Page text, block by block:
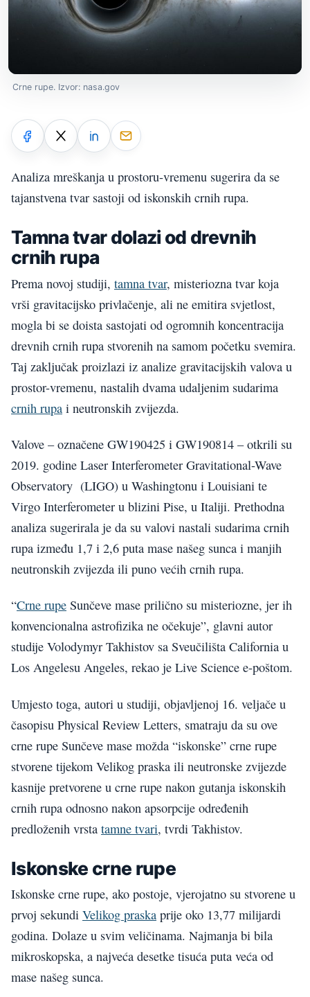
Crne rupe. Izvor: nasa.gov
Analiza mreškanja u prostoru-vremenu sugerira da se
tajanstvena tvar sastoji od iskonskih crnih rupa.
Tamna tvar dolazi od drevnih
crnih rupa
Prema novoj studiji, tamna tvar, misteriozna tvar koja
vrši gravitacijsko privlačenje, ali ne emitira svjetlost,
mogla bi se doista sastojati od ogromnih koncentracija
drevnih crnih rupa stvorenih na samom početku svemira.
Taj zaključak proizlazi iz analize gravitacijskih valova u
prostor-vremenu, nastalih dvama udaljenim sudarima
crnih rupa i neutronskih zvijezda.
Valove – označene GW190425 i GW190814 – otkrili su
2019. godine Laser Interferometer Gravitational-Wave
Observatory (LIGO) u Washingtonu i Louisiani te
Virgo Interferometer u blizini Pise, u Italiji. Prethodna
analiza sugerirala je da su valovi nastali sudarima crnih
rupa između 1,7 i 2,6 puta mase našeg sunca i manjih
neutronskih zvijezda ili puno većih crnih rupa.
“Crne rupe Sunčeve mase prilično su misteriozne, jer ih
konvencionalna astrofizika ne očekuje”, glavni autor
studije Volodymyr Takhistov sa Sveučilišta California u
Los Angelesu Angeles, rekao je Live Science e-poštom.
Umjesto toga, autori u studiji, objavljenoj 16. veljače u
časopisu Physical Review Letters, smatraju da su ove
crne rupe Sunčeve mase možda “iskonske” crne rupe
stvorene tijekom Velikog praska ili neutronske zvijezde
kasnije pretvorene u crne rupe nakon gutanja iskonskih
crnih rupa odnosno nakon apsorpcije određenih
predloženih vrsta tamne tvari, tvrdi Takhistov.
Iskonske crne rupe
Iskonske crne rupe, ako postoje, vjerojatno su stvorene u
prvoj sekundi Velikog praska prije oko 13,77 milijardi
godina. Dolaze u svim veličinama. Najmanja bi bila
mikroskopska, a najveća desetke tisuća puta veća od
mase našeg sunca.